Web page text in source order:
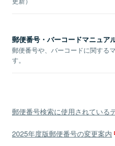
郵便番号・バーコードマニュア
郵便番号や、バーコードに関する
す。
郵便番号検索に使用されている
2025年度版郵便番号の変更案内